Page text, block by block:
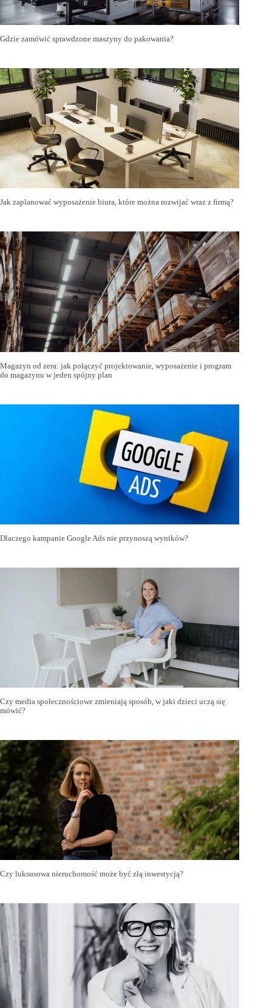
Gdzie zamówić sprawdzone maszyny do pakowania?
Jak zaplanować wyposażenie biura, które można rozwijać wraz z firmą?
Magazyn od zera: jak połączyć projektowanie, wyposażenie i program
do magazynu w jeden spójny plan
Dlaczego kampanie Google Ads nie przynoszą wyników?
Czy media społecznościowe zmieniają sposób, w jaki dzieci uczą się
mówić?
Czy luksusowa nieruchomość może być złą inwestycją?